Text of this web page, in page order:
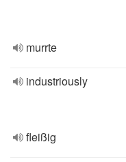
murrte
industriously
fleißig